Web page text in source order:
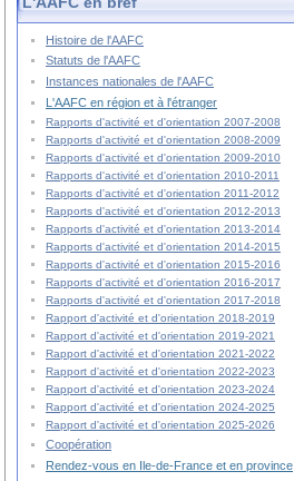
Histoire de l'AAFC
Statuts de l'AAFC
Instances nationales de l'AAFC
L'AAFC en région et à l'étranger
Rapports d'activité et d'orientation 2007-2008
Rapports d'activité et d'orientation 2008-2009
Rapports d'activité et d'orientation 2009-2010
Rapports d'activité et d'orientation 2010-2011
Rapports d'activité et d'orientation 2011-2012
Rapports d'activité et d'orientation 2012-2013
Rapports d'activité et d'orientation 2013-2014
Rapports d'activité et d'orientation 2014-2015
Rapports d'activité et d'orientation 2015-2016
Rapports d'activité et d'orientation 2016-2017
Rapports d'activité et d'orientation 2017-2018
Rapport d'activité et d'orientation 2018-2019
Rapport d'activité et d'orientation 2019-2021
Rapport d'activité et d'orientation 2021-2022
Rapport d'activité et d'orientation 2022-2023
Rapport d'activité et d'orientation 2023-2024
Rapport d'activité et d'orientation 2024-2025
Rapport d'activité et d'orientation 2025-2026
Coopération
Rendez-vous en Ile-de-France et en province